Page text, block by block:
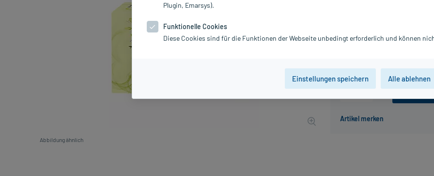
Abbildung ähnlich
inkl. MwSt. zzgl. Versandkosten
Plugin, Emarsys).
Funktionelle Cookies
Diese Cookies sind für die Funktionen der Webseite unbedingt erforderlich und können
Einstellungen speichern Alle ablehnen